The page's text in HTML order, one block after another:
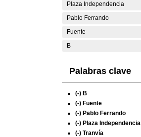
Plaza Independencia
Pablo Ferrando
Fuente
B
Palabras clave
(-) B
(-) Fuente
(-) Pablo Ferrando
(-) Plaza Independencia
(-) Tranvía